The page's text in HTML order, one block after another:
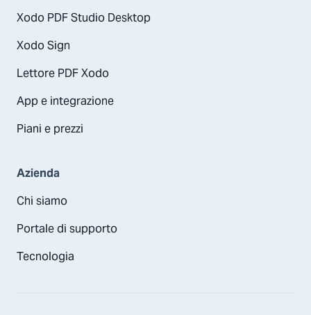
Xodo PDF Studio Desktop
Xodo Sign
Lettore PDF Xodo
App e integrazione
Piani e prezzi
Azienda
Chi siamo
Portale di supporto
Tecnologia